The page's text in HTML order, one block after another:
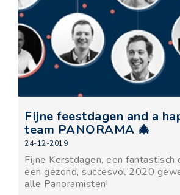
Fijne feestdagen and a
team PANORAMA 🎄
24-12-2019
Fijne Kerstdagen, een fantastisch
een gezond, succesvol 2020
alle Panoramisten!